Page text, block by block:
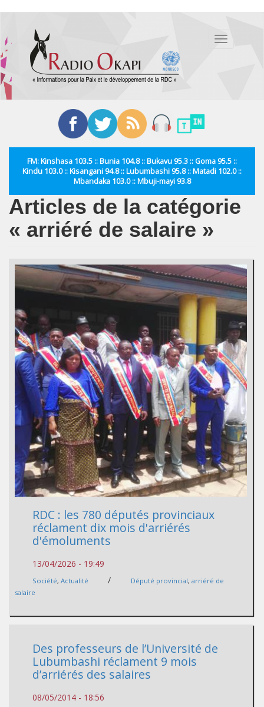
contenu
principal
Toggle
FM: Kinshasa 103.5 :: Bunia 104.8 :: Bukavu 95.3 :: Goma 95.5 ::
Kindu 103.0 :: Kisangani 94.8 :: Lubumbashi 95.8 :: Matadi 102.0 ::
Mbandaka 103.0 :: Mbuji-mayi 93.8
Articles de la catégorie
« arriéré de salaire »
RDC : les 780 députés provinciaux
réclament dix mois d'arriérés
d'émoluments
13/04/2026 - 19:49
Société, Actualité / Député provincial, arriéré de
salaire
Des professeurs de l’Université de
Lubumbashi réclament 9 mois
d’arriérés des salaires
08/05/2014 - 18:56